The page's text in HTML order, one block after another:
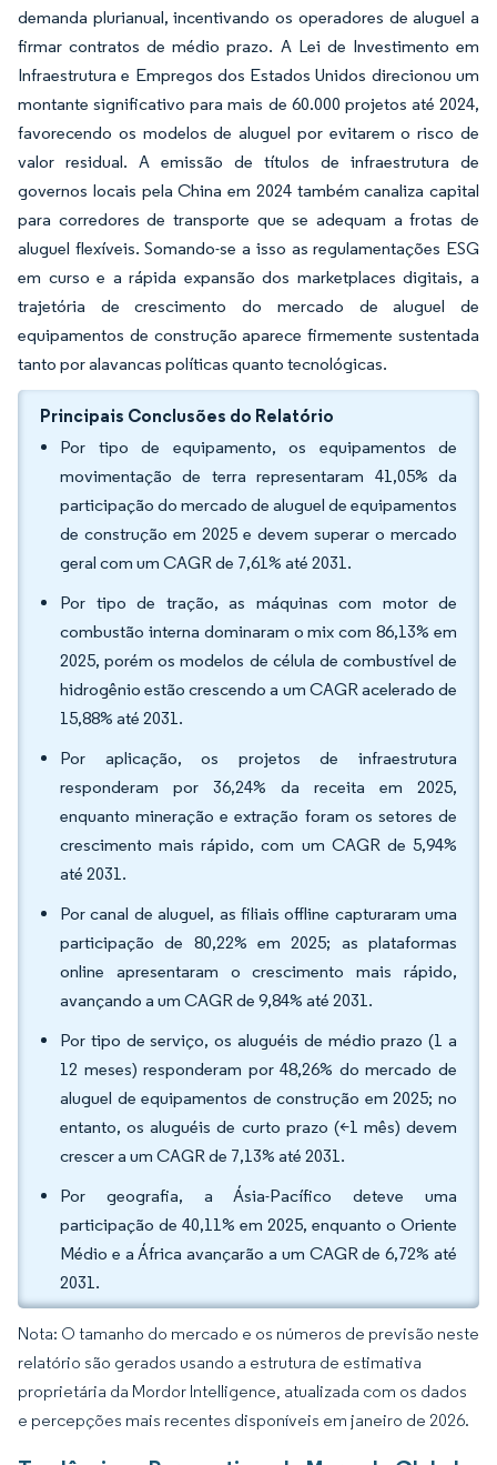
demanda plurianual, incentivando os operadores de aluguel a
firmar contratos de médio prazo. A Lei de Investimento em
Infraestrutura e Empregos dos Estados Unidos direcionou um
montante significativo para mais de 60.000 projetos até 2024,
favorecendo os modelos de aluguel por evitarem o risco de
valor residual. A emissão de títulos de infraestrutura de
governos locais pela China em 2024 também canaliza capital
para corredores de transporte que se adequam a frotas de
aluguel flexíveis. Somando-se a isso as regulamentações ESG
em curso e a rápida expansão dos marketplaces digitais, a
trajetória de crescimento do mercado de aluguel de
equipamentos de construção aparece firmemente sustentada
tanto por alavancas políticas quanto tecnológicas.
Principais Conclusões do Relatório
Por tipo de equipamento, os equipamentos de
movimentação de terra representaram 41,05% da
participação do mercado de aluguel de equipamentos
de construção em 2025 e devem superar o mercado
geral com um CAGR de 7,61% até 2031.
Por tipo de tração, as máquinas com motor de
combustão interna dominaram o mix com 86,13% em
2025, porém os modelos de célula de combustível de
hidrogênio estão crescendo a um CAGR acelerado de
15,88% até 2031.
Por aplicação, os projetos de infraestrutura
responderam por 36,24% da receita em 2025,
enquanto mineração e extração foram os setores de
crescimento mais rápido, com um CAGR de 5,94%
até 2031.
Por canal de aluguel, as filiais offline capturaram uma
participação de 80,22% em 2025; as plataformas
online apresentaram o crescimento mais rápido,
avançando a um CAGR de 9,84% até 2031.
Por tipo de serviço, os aluguéis de médio prazo (1 a
12 meses) responderam por 48,26% do mercado de
aluguel de equipamentos de construção em 2025; no
entanto, os aluguéis de curto prazo (<1 mês) devem
crescer a um CAGR de 7,13% até 2031.
Por geografia, a Ásia-Pacífico deteve uma
participação de 40,11% em 2025, enquanto o Oriente
Médio e a África avançarão a um CAGR de 6,72% até
2031.
Nota: O tamanho do mercado e os números de previsão neste
relatório são gerados usando a estrutura de estimativa
proprietária da Mordor Intelligence, atualizada com os dados
e percepções mais recentes disponíveis em janeiro de 2026.